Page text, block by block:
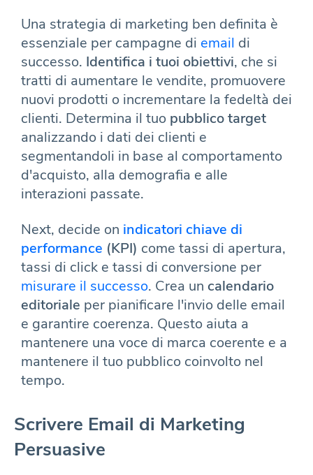
Una strategia di marketing ben definita è
essenziale per campagne di email di
successo. Identifica i tuoi obiettivi, che si
tratti di aumentare le vendite, promuovere
nuovi prodotti o incrementare la fedeltà dei
clienti. Determina il tuo pubblico target
analizzando i dati dei clienti e
segmentandoli in base al comportamento
d'acquisto, alla demografia e alle
interazioni passate.
Next, decide on indicatori chiave di
performance (KPI) come tassi di apertura,
tassi di click e tassi di conversione per
misurare il successo. Crea un calendario
editoriale per pianificare l'invio delle email
e garantire coerenza. Questo aiuta a
mantenere una voce di marca coerente e a
mantenere il tuo pubblico coinvolto nel
tempo.
Scrivere Email di Marketing
Persuasive